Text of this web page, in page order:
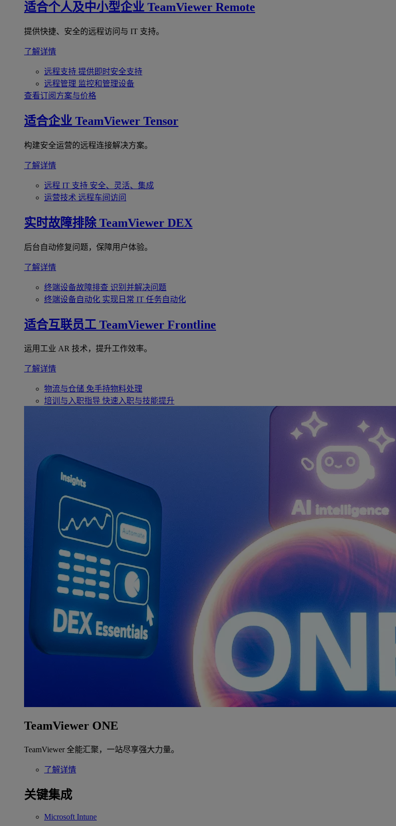
适合个人及中小型企业 TeamViewer Remote
提供快捷、安全的远程访问与 IT 支持。
了解详情
远程支持 提供即时安全支持
远程管理 监控和管理设备
查看订阅方案与价格
适合企业 TeamViewer Tensor
构建安全运营的远程连接解决方案。
了解详情
远程 IT 支持 安全、灵活、集成
运营技术 远程车间访问
实时故障排除 TeamViewer DEX
后台自动修复问题，保障用户体验。
了解详情
终端设备故障排查 识别并解决问题
终端设备自动化 实现日常 IT 任务自动化
适合互联员工 TeamViewer Frontline
运用工业 AR 技术，提升工作效率。
了解详情
物流与仓储 免手持物料处理
培训与入职指导 快速入职与技能提升
TeamViewer ONE
TeamViewer 全能汇聚，一站尽享强大力量。
了解详情
关键集成
Microsoft Intune